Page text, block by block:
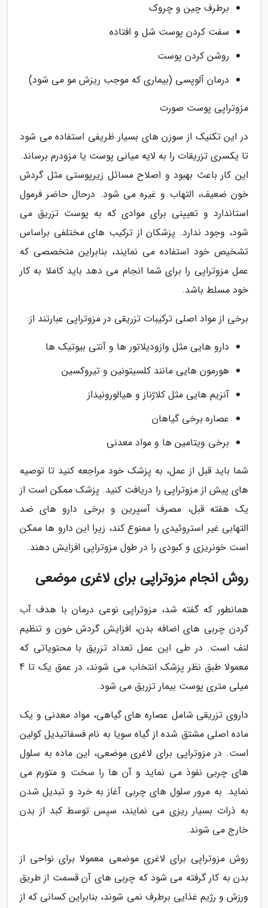
برطرف چین و چروک
سفت کردن پوست شل و افتاده
روشن کردن پوست
درمان آلوپسی (بیماری که موجب ریزش مو می شود)
مزوتراپی پوست صورت
در این تکنیک از سوزن های بسیار ظریفی استفاده می شود
تا یکسری تزریقات را به لایه میانی پوست یا مزودرم برساند.
این کار باعث بهبود و اصلاح مسائل زیرپوستی مثل گردش
خون ضعیف، التهاب و غیره می شود. درحال حاضر فرمول
استاندارد و تعیینی برای موادی که به پوست تزریق می
شود، وجود ندارد. پزشکان از ترکیب های مختلفی براساس
تشخیص خود استفاده می نمایند، بنابراین متخصصی که
عمل مزوتراپی را برای شما انجام می دهد باید کاملا به کار
خود مسلط باشد.
برخی از مواد اصلی ترکیبات تزریقی در مزوتراپی عبارتند از:
دارو هایی مثل وازودیلاتور ها و آنتی بیوتیک ها
هورمون هایی مانند کلسیتونین و تیروکسین
آنزیم هایی مثل کلاژناز و هیالورونیداز
عصاره برخی گیاهان
برخی ویتامین ها و مواد معدنی
شما باید قبل از عمل، به پزشک خود مراجعه کنید تا توصیه
های پیش از مزوتراپی را دریافت کنید. پزشک ممکن است از
یک هفته قبل، مصرف آسپرین و برخی دارو های ضد
التهابی غیر استروئیدی را ممنوع کند، زیرا این دارو ها ممکن
است خونریزی و کبودی را در طول مزوتراپی افزایش دهند.
روش انجام مزوتراپی برای لاغری موضعی
همانطور که گفته شد، مزوتراپی نوعی درمان با هدف آب
کردن چربی های اضافه بدن، افزایش گردش خون و تنظیم
لنف است. در طی این عمل تعداد تزریق با محتویاتی که
معمولا طبق نظر پزشک انتخاب می شوند، در عمق یک تا 4
میلی متری پوست بیمار تزریق می شود.
داروی تزریقی شامل عصاره های گیاهی، مواد معدنی و یک
ماده اصلی مشتق شده از گیاه سویا به نام فسفاتیدیل کولین
است. در مزوتراپی برای لاغری موضعی، این ماده به سلول
های چربی نفوذ می نماید و آن ها را سخت و متورم می
نماید. به مرور سلول های چربی آغاز به خرد و تبدیل شدن
به ذرات بسیار ریزی می نمایند، سپس توسط کبد از بدن
خارج می شوند.
روش مزوتراپی برای لاغری موضعی معمولا برای نواحی از
بدن به کار گرفته می شود که چربی های آن قسمت از طریق
ورزش و رژیم غذایی برطرف نمی شوند، بنابراین کسانی که از